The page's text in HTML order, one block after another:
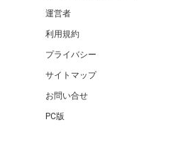
運営者
利用規約
プライバシー
サイトマップ
お問い合せ
PC版